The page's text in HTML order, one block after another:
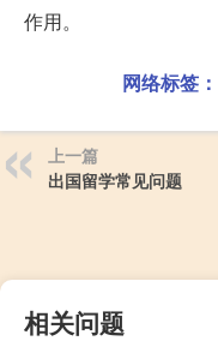
作用。
网络标签：
上一篇
出国留学常见问题
相关问题